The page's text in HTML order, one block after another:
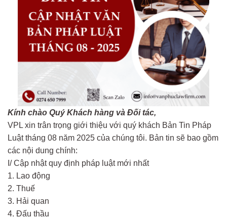
Kính chào Quý Khách hàng và Đối tác,
VPL xin trân trọng giới thiệu với quý khách Bản Tin Pháp
Luật tháng 08 năm 2025 của chúng tôi. Bản tin sẽ bao gồm
các nội dung chính:
I/ Cập nhật quy định pháp luật mới nhất
1. Lao động
2. Thuế
3. Hải quan
4. Đấu thầu